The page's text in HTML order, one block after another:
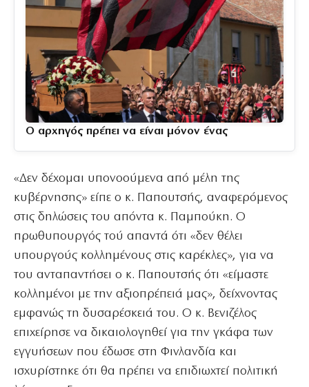
Ο αρχηγός πρέπει να είναι μόνον ένας
«Δεν δέχομαι υπονοούμενα από μέλη της
κυβέρνησης» είπε ο κ. Παπουτσής, αναφερόμενος
στις δηλώσεις του απόντα κ. Παμπούκη. Ο
πρωθυπουργός τού απαντά ότι «δεν θέλει
υπουργούς κολλημένους στις καρέκλες», για να
του ανταπαντήσει ο κ. Παπουτσής ότι «είμαστε
κολλημένοι με την αξιοπρέπειά μας», δείχνοντας
εμφανώς τη δυσαρέσκειά του. Ο κ. Βενιζέλος
επιχείρησε να δικαιολογηθεί για την γκάφα των
εγγυήσεων που έδωσε στη Φινλανδία και
ισχυρίστηκε ότι θα πρέπει να επιδιωχτεί πολιτική